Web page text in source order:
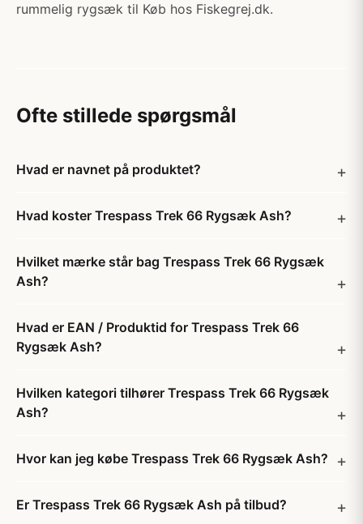
rummelig rygsæk til Køb hos Fiskegrej.dk.
Ofte stillede spørgsmål
Hvad er navnet på produktet?
Hvad koster Trespass Trek 66 Rygsæk Ash?
Hvilket mærke står bag Trespass Trek 66 Rygsæk
Ash?
Hvad er EAN / Produktid for Trespass Trek 66
Rygsæk Ash?
Hvilken kategori tilhører Trespass Trek 66 Rygsæk
Ash?
Hvor kan jeg købe Trespass Trek 66 Rygsæk Ash?
Er Trespass Trek 66 Rygsæk Ash på tilbud?